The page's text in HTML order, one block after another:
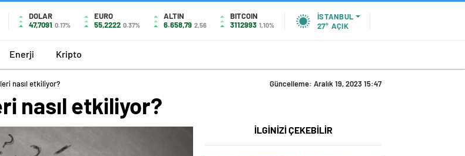
DOLAR
47,7091 0.17%
EURO
55,2222 0.37%
ALTIN
6.658,79 2,56
BITCOIN
3112993 1,10%
İSTANBUL
27° AÇIK
Enerji Kripto
nasıl etkiliyor? Güncelleme: Aralık 19, 2023 15:47
nasıl etkiliyor?
İLGİNİZİ ÇEKEBİLİR